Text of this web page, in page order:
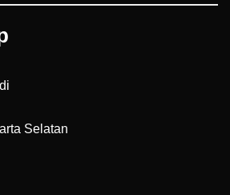
Selatan